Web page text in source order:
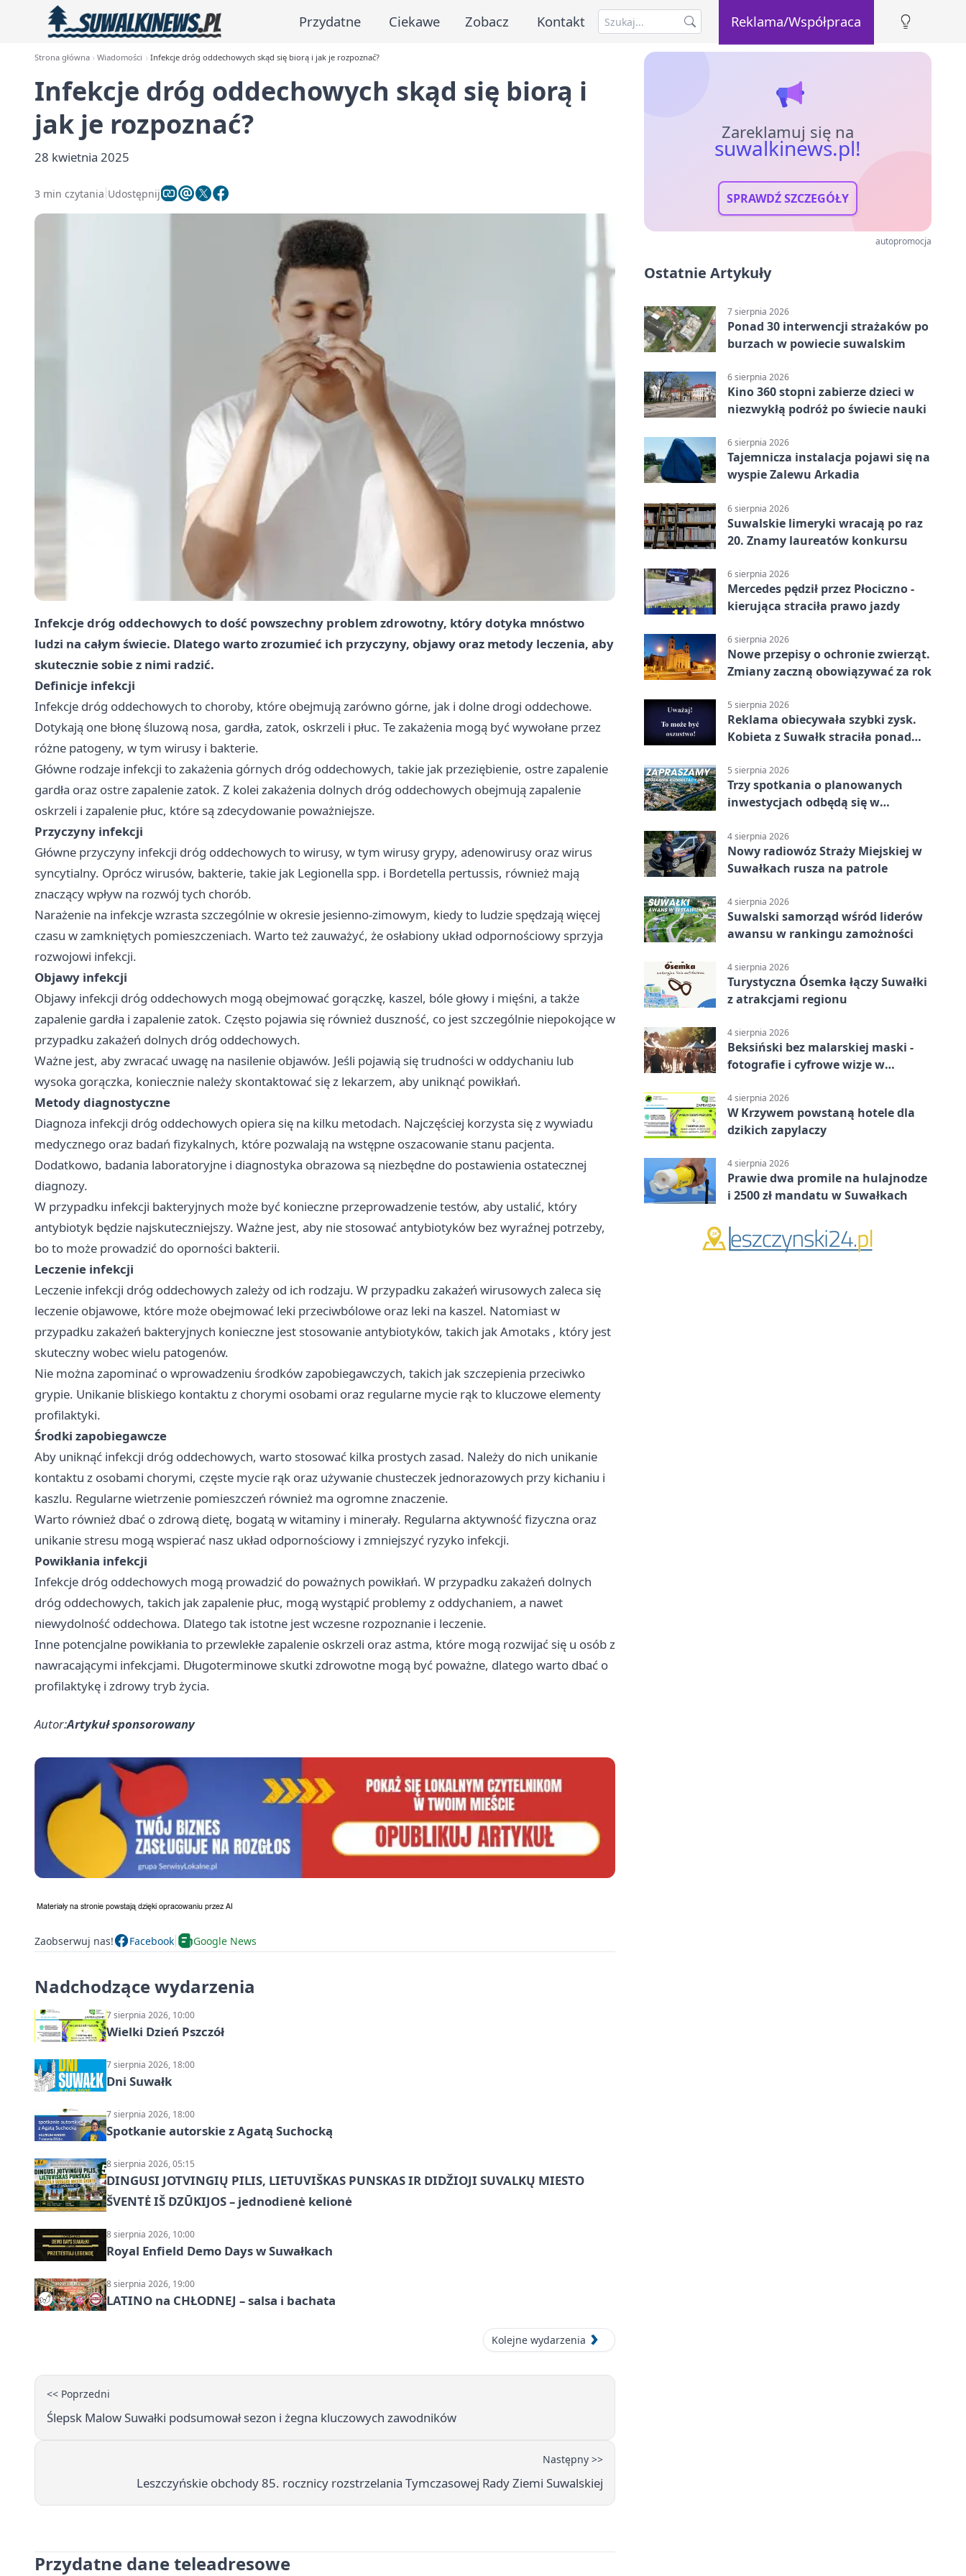
Przydatne Ciekawe Zobacz Kontakt Reklama/Współpraca
Strona główna Wiadomości Infekcje dróg oddechowych skąd się biorą i jak je rozpoznać?
Infekcje dróg oddechowych skąd się biorą i
jak je rozpoznać?
28 kwietnia 2025
3 min czytania Udostępnij
Infekcje dróg oddechowych to dość powszechny problem zdrowotny, który dotyka mnóstwo
ludzi na całym świecie. Dlatego warto zrozumieć ich przyczyny, objawy oraz metody leczenia, aby
skutecznie sobie z nimi radzić.
Definicje infekcji
Infekcje dróg oddechowych to choroby, które obejmują zarówno górne, jak i dolne drogi oddechowe.
Dotykają one błonę śluzową nosa, gardła, zatok, oskrzeli i płuc. Te zakażenia mogą być wywołane przez
różne patogeny, w tym wirusy i bakterie.
Główne rodzaje infekcji to zakażenia górnych dróg oddechowych, takie jak przeziębienie, ostre zapalenie
gardła oraz ostre zapalenie zatok. Z kolei zakażenia dolnych dróg oddechowych obejmują zapalenie
oskrzeli i zapalenie płuc, które są zdecydowanie poważniejsze.
Przyczyny infekcji
Główne przyczyny infekcji dróg oddechowych to wirusy, w tym wirusy grypy, adenowirusy oraz wirus
syncytialny. Oprócz wirusów, bakterie, takie jak Legionella spp. i Bordetella pertussis, również mają
znaczący wpływ na rozwój tych chorób.
Narażenie na infekcje wzrasta szczególnie w okresie jesienno-zimowym, kiedy to ludzie spędzają więcej
czasu w zamkniętych pomieszczeniach. Warto też zauważyć, że osłabiony układ odpornościowy sprzyja
rozwojowi infekcji.
Objawy infekcji
Objawy infekcji dróg oddechowych mogą obejmować gorączkę, kaszel, bóle głowy i mięśni, a także
zapalenie gardła i zapalenie zatok. Często pojawia się również duszność, co jest szczególnie niepokojące w
przypadku zakażeń dolnych dróg oddechowych.
Ważne jest, aby zwracać uwagę na nasilenie objawów. Jeśli pojawią się trudności w oddychaniu lub
wysoka gorączka, koniecznie należy skontaktować się z lekarzem, aby uniknąć powikłań.
Metody diagnostyczne
Diagnoza infekcji dróg oddechowych opiera się na kilku metodach. Najczęściej korzysta się z wywiadu
medycznego oraz badań fizykalnych, które pozwalają na wstępne oszacowanie stanu pacjenta.
Dodatkowo, badania laboratoryjne i diagnostyka obrazowa są niezbędne do postawienia ostatecznej
diagnozy.
W przypadku infekcji bakteryjnych może być konieczne przeprowadzenie testów, aby ustalić, który
antybiotyk będzie najskuteczniejszy. Ważne jest, aby nie stosować antybiotyków bez wyraźnej potrzeby,
bo to może prowadzić do oporności bakterii.
Leczenie infekcji
Leczenie infekcji dróg oddechowych zależy od ich rodzaju. W przypadku zakażeń wirusowych zaleca się
leczenie objawowe, które może obejmować leki przeciwbólowe oraz leki na kaszel. Natomiast w
przypadku zakażeń bakteryjnych konieczne jest stosowanie antybiotyków, takich jakAmotaks , który jest
skuteczny wobec wielu patogenów.
Nie można zapominać o wprowadzeniu środków zapobiegawczych, takich jak szczepienia przeciwko
grypie. Unikanie bliskiego kontaktu z chorymi osobami oraz regularne mycie rąk to kluczowe elementy
profilaktyki.
Środki zapobiegawcze
Aby uniknąć infekcji dróg oddechowych, warto stosować kilka prostych zasad. Należy do nich unikanie
kontaktu z osobami chorymi, częste mycie rąk oraz używanie chusteczek jednorazowych przy kichaniu i
kaszlu. Regularne wietrzenie pomieszczeń również ma ogromne znaczenie.
Warto również dbać o zdrową dietę, bogatą w witaminy i minerały. Regularna aktywność fizyczna oraz
unikanie stresu mogą wspierać nasz układ odpornościowy i zmniejszyć ryzyko infekcji.
Powikłania infekcji
Infekcje dróg oddechowych mogą prowadzić do poważnych powikłań. W przypadku zakażeń dolnych
dróg oddechowych, takich jak zapalenie płuc, mogą wystąpić problemy z oddychaniem, a nawet
niewydolność oddechowa. Dlatego tak istotne jest wczesne rozpoznanie i leczenie.
Inne potencjalne powikłania to przewlekłe zapalenie oskrzeli oraz astma, które mogą rozwijać się u osób z
nawracającymi infekcjami. Długoterminowe skutki zdrowotne mogą być poważne, dlatego warto dbać o
profilaktykę i zdrowy tryb życia.
Autor:Artykuł sponsorowany
Zaobserwuj nas! Facebook Google News
Nadchodzące wydarzenia
7 sierpnia 2026, 10:00
Wielki Dzień Pszczół
7 sierpnia 2026, 18:00
Dni Suwałk
7 sierpnia 2026, 18:00
Spotkanie autorskie z Agatą Suchocką
8 sierpnia 2026, 05:15
DINGUSI JOTVINGIŲ PILIS, LIETUVIŠKAS PUNSKAS IR DIDŽIOJI SUVALKŲ MIESTO
ŠVENTĖ IŠ DZŪKIJOS – jednodienė kelionė
8 sierpnia 2026, 10:00
Royal Enfield Demo Days w Suwałkach
8 sierpnia 2026, 19:00
LATINO na CHŁODNEJ – salsa i bachata
Kolejne wydarzenia
<< Poprzedni
Ślepsk Malow Suwałki podsumował sezon i żegna kluczowych zawodników
Następny >>
Leszczyńskie obchody 85. rocznicy rozstrzelania Tymczasowej Rady Ziemi Suwalskiej
Przydatne dane teleadresowe
Zareklamuj się na
suwalkinews.pl!
SPRAWDŹ SZCZEGÓŁY
autopromocja
Ostatnie Artykuły
7 sierpnia 2026
Ponad 30 interwencji strażaków po
burzach w powiecie suwalskim
6 sierpnia 2026
Kino 360 stopni zabierze dzieci w
niezwykłą podróż po świecie nauki
6 sierpnia 2026
Tajemnicza instalacja pojawi się na
wyspie Zalewu Arkadia
6 sierpnia 2026
Suwalskie limeryki wracają po raz
20. Znamy laureatów konkursu
6 sierpnia 2026
Mercedes pędził przez Płociczno -
kierująca straciła prawo jazdy
6 sierpnia 2026
Nowe przepisy o ochronie zwierząt.
Zmiany zaczną obowiązywać za rok
5 sierpnia 2026
Reklama obiecywała szybki zysk.
Kobieta z Suwałk straciła ponad
5 sierpnia 2026
Trzy spotkania o planowanych
inwestycjach odbędą się w
4 sierpnia 2026
Nowy radiowóz Straży Miejskiej w
Suwałkach rusza na patrole
4 sierpnia 2026
Suwalski samorząd wśród liderów
awansu w rankingu zamożności
4 sierpnia 2026
Turystyczna Ósemka łączy Suwałki
z atrakcjami regionu
4 sierpnia 2026
Beksiński bez malarskiej maski -
fotografie i cyfrowe wizje w
4 sierpnia 2026
W Krzywem powstaną hotele dla
dzikich zapylaczy
4 sierpnia 2026
Prawie dwa promile na hulajnodze
i 2500 zł mandatu w Suwałkach